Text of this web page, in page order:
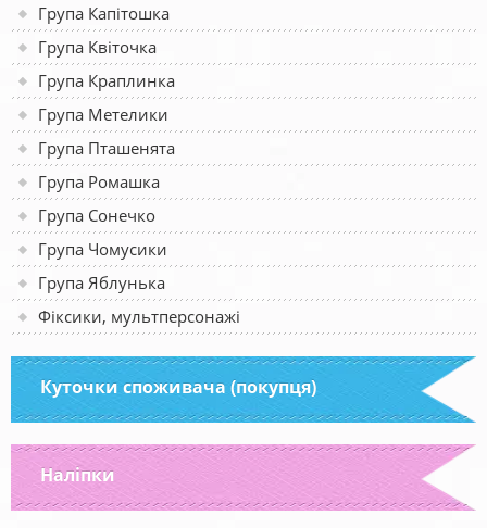
Група Капітошка
Група Квіточка
Група Краплинка
Група Метелики
Група Пташенята
Група Ромашка
Група Сонечко
Група Чомусики
Група Яблунька
Фіксики, мультперсонажі
Куточки споживача (покупця)
Наліпки